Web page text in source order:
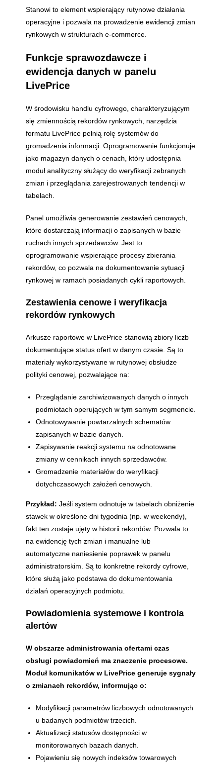
Stanowi to element wspierający rutynowe działania
operacyjne i pozwala na prowadzenie ewidencji zmian
rynkowych w strukturach e-commerce.
Funkcje sprawozdawcze i
ewidencja danych w panelu
LivePrice
W środowisku handlu cyfrowego, charakteryzującym
się zmiennością rekordów rynkowych, narzędzia
formatu LivePrice pełnią rolę systemów do
gromadzenia informacji. Oprogramowanie funkcjonuje
jako magazyn danych o cenach, który udostępnia
moduł analityczny służący do weryfikacji zebranych
zmian i przeglądania zarejestrowanych tendencji w
tabelach.
Panel umożliwia generowanie zestawień cenowych,
które dostarczają informacji o zapisanych w bazie
ruchach innych sprzedawców. Jest to
oprogramowanie wspierające procesy zbierania
rekordów, co pozwala na dokumentowanie sytuacji
rynkowej w ramach posiadanych cykli raportowych.
Zestawienia cenowe i weryfikacja
rekordów rynkowych
Arkusze raportowe w LivePrice stanowią zbiory liczb
dokumentujące status ofert w danym czasie. Są to
materiały wykorzystywane w rutynowej obsłudze
polityki cenowej, pozwalające na:
Przeglądanie zarchiwizowanych danych o innych
podmiotach operujących w tym samym segmencie.
Odnotowywanie powtarzalnych schematów
zapisanych w bazie danych.
Zapisywanie reakcji systemu na odnotowane
zmiany w cennikach innych sprzedawców.
Gromadzenie materiałów do weryfikacji
dotychczasowych założeń cenowych.
Przykład: Jeśli system odnotuje w tabelach obniżenie
stawek w określone dni tygodnia (np. w weekendy),
fakt ten zostaje ujęty w historii rekordów. Pozwala to
na ewidencję tych zmian i manualne lub
automatyczne naniesienie poprawek w panelu
administratorskim. Są to konkretne rekordy cyfrowe,
które służą jako podstawa do dokumentowania
działań operacyjnych podmiotu.
Powiadomienia systemowe i kontrola
alertów
W obszarze administrowania ofertami czas
obsługi powiadomień ma znaczenie procesowe.
Moduł komunikatów w LivePrice generuje sygnały
o zmianach rekordów, informując o:
Modyfikacji parametrów liczbowych odnotowanych
u badanych podmiotów trzecich.
Aktualizacji statusów dostępności w
monitorowanych bazach danych.
Pojawieniu się nowych indeksów towarowych